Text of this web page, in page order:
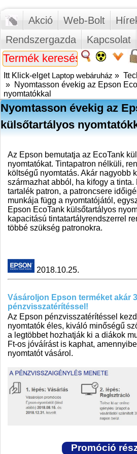
Akció Web-Bolt
Rendszergazda
Kapcsolat
Itt Klick-elget Laptop webáruház »
» Nyomtasson évekig az Epson
nyomtatókkal
Nyomtasson évekig az
külsőtartályos
Az Epson bemutatja az EcoTank
nyomtatókat. Tintapatron nélküli,
költségű nyomtatás. Akár nagyobb
származhat abból, ha kifogy a tinta.
tartalék patron, a patroncsere
munkája függ a nyomtatójától,
Epson EcoTank külsőtartályos
kapacitású tintatartályrendszerrel
többé szükség patronokra.
2018.10.25.
Vásároljon Epson terméket akár
pénzvisszatérítéssel!
Az Epson pénzvisszatérítéssel
nyomtatók éles, kiváló minőségű
a legtöbbet hozhatják ki a diákok
Ft-os jóváírást is kaphat,
nyomtatót vásárol.
Promóció